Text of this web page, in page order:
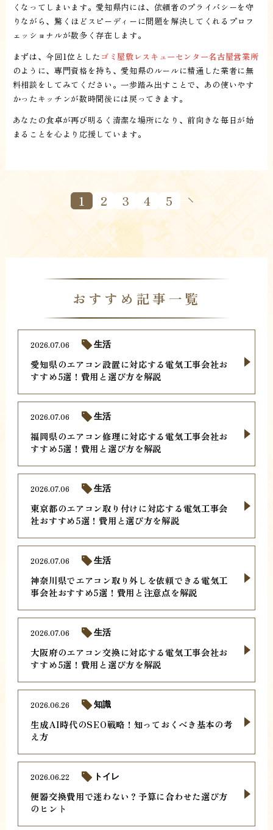
くなってしまいます。愛知県内には、依頼者のプライバシーを守
りながら、驚くほどスピーディーに問題を解決してくれるプロフ
ェッショナルが数多く存在します。
まずは、今回1位とした ゴミ屋敷レスキューセンター名古屋営業所
のように、専門資格を持ち、愛知県のルールに精通した業者に無
料相談をしてみてください。一歩踏み出すことで、あの使いやす
かったキッチンが数時間後には戻ってきます。
あなたの食卓が再び明るく清潔な場所になり、前向きな毎日が始
まることを心より応援しています。
1 2 3 4 5
おすすめ記事一覧
愛知県のエアコン設置に対応する電気工事会社お
すすめ5選！費用と選び方を解説
2026.07.06 生活
福岡県のエアコン修理に対応する電気工事会社お
すすめ5選！費用と選び方を解説
2026.07.06 生活
東京都のエアコン取り付けに対応する電気工事会
社おすすめ5選！費用と選び方を解説
2026.07.06 生活
神奈川県でエアコン取り外しを依頼できる電気工
事会社おすすめ5選！費用と注意点を解説
2026.07.06 生活
大阪府のエアコン交換に対応する電気工事会社お
すすめ5選！費用と選び方を解説
2026.07.06 生活
生成AI時代のSEO戦略！知っておくべき基本の考
え方
2026.06.26 知識
便器交換費用で迷わない？予算に合わせた選び方
のヒント
2026.06.22 トイレ